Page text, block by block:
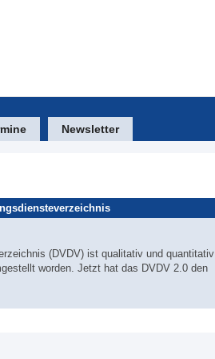
Newsletter
(DVDV) ist qualitativ und quantitativ
worden. Jetzt hat das DVDV 2.0 den